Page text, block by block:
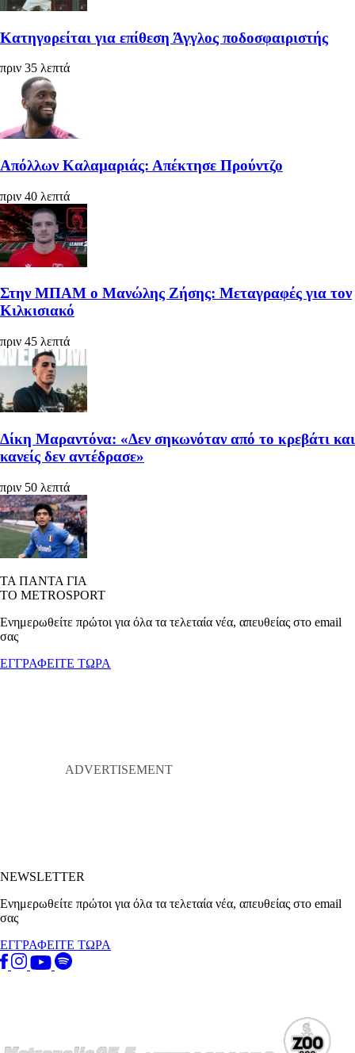
Κατηγορείται για επίθεση Άγγλος ποδοσφαιριστής
πριν 35 λεπτά
Απόλλων Καλαμαριάς: Απέκτησε Προύντζο
πριν 40 λεπτά
Στην ΜΠΑΜ ο Μανώλης Ζήσης: Μεταγραφές για τον
Κιλκισιακό
πριν 45 λεπτά
Δίκη Μαραντόνα: «Δεν σηκωνόταν από το κρεβάτι και
κανείς δεν αντέδρασε»
πριν 50 λεπτά
ΤΑ ΠΑΝΤΑ ΓΙΑ
ΤΟ METROSPORT
Ενημερωθείτε πρώτοι για όλα τα τελεταία νέα, απευθείας στο email
σας
ΕΓΓΡΑΦΕΙΤΕ ΤΩΡΑ
NEWSLETTER
Ενημερωθείτε πρώτοι για όλα τα τελεταία νέα, απευθείας στο email
σας
ΕΓΓΡΑΦΕΙΤΕ ΤΩΡΑ